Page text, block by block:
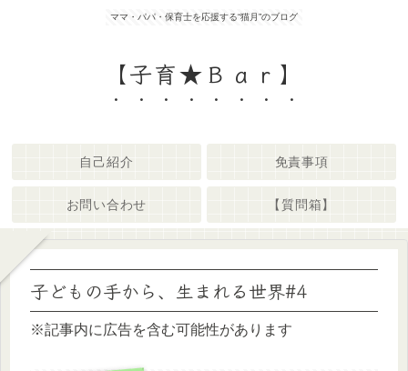
ママ・パパ・保育士を応援する“猫月”のブログ
【子育★Ｂａｒ】
自己紹介 免責事項
お問い合わせ 【質問箱】
子どもの手から、生まれる世界#4
※記事内に広告を含む可能性があります